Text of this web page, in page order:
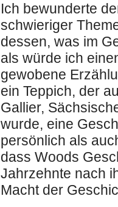
Ich bewunderte
schwieriger
dessen, was im
als würde ich
gewobene
ein Teppich, der
Gallier,
wurde, eine
persönlich als
dass Woods
Jahrzehnte nach
Macht der